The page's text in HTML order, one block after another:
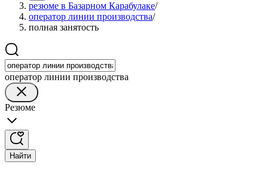
резюме в Базарном Карабулаке/
оператор линии производства/
полная занятость
оператор линии производства
Резюме
Найти